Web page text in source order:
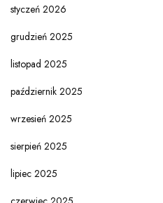
styczeń 2026
grudzień 2025
listopad 2025
październik 2025
wrzesień 2025
sierpień 2025
lipiec 2025